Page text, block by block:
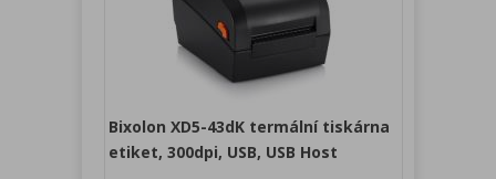
Bixolon XD5-43dK termální tiskárna
etiket, 300dpi, USB, USB Host